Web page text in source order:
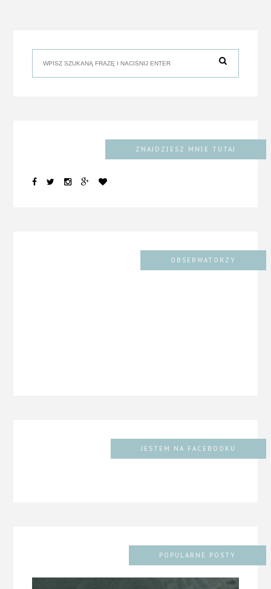
ZNAJDZIESZ MNIE TUTAJ
OBSERWATORZY
JESTEM NA FACEBOOKU
POPULARNE POSTY